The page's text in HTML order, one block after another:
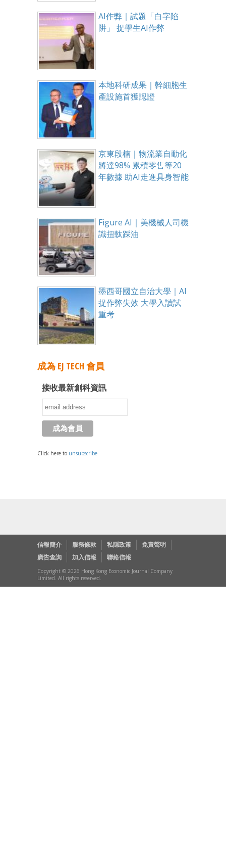
AI作弊｜試題「白字陷
阱」 捉學生AI作弊
本地科研成果｜幹細胞生
產設施首獲認證
京東段楠｜物流業自動化
將達98% 累積零售等20
年數據 助AI走進具身智能
Figure AI｜美機械人司機
識扭軚踩油
墨西哥國立自治大學｜AI
捉作弊失效 大學入讀試
重考
成為 EJ TECH 會員
接收最新創科資訊
Click here to unsubscribe
信報簡介 服務條款 私隱政策
免責聲明
廣告查詢
加入信報 聯絡信報
Copyright © 2026 Hong Kong Economic Journal Company
Limited. All rights reserved.